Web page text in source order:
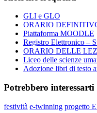
GLI e GLO
ORARIO
Piattaforma MOODLE
Registro Elettronico –
ORARIO DELLE
Liceo delle scienze
Adozione libri di testo
Potrebbero interessarti
festività e-twinning progetto